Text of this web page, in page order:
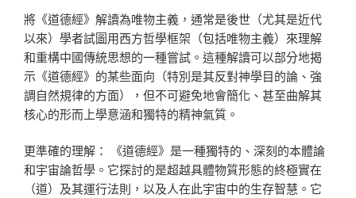
將《道德經》解讀為唯物主義，通常是後世（尤其是近代
以來）學者試圖用西方哲學框架（包括唯物主義）來理解
和重構中國傳統思想的一種嘗試。這種解讀可以部分地揭
示《道德經》的某些面向（特別是其反對神學目的論、強
調自然規律的方面），但不可避免地會簡化、甚至曲解其
核心的形而上學意涵和獨特的精神氣質。
更準確的理解： 《道德經》是一種獨特的、深刻的本體論
和宇宙論哲學。它探討的是超越具體物質形態的終極實在
（道）及其運行法則，以及人在此宇宙中的生存智慧。它